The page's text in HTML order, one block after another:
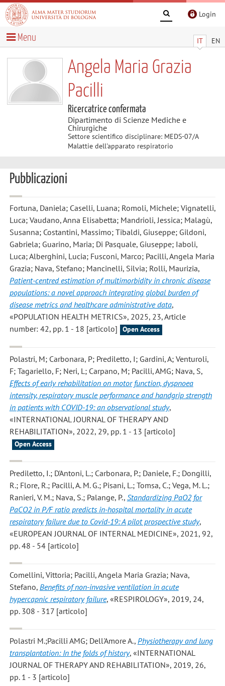
Login
IT EN
Menu
Angela Maria Grazia
Pacilli
Ricercatrice confermata
Dipartimento di Scienze Mediche e
Chirurgiche
Settore scientifico disciplinare: MEDS-07/A
Malattie dell'apparato respiratorio
Pubblicazioni
Fortuna, Daniela; Caselli, Luana; Romoli, Michele; Vignatelli,
Luca; Vaudano, Anna Elisabetta; Mandrioli, Jessica; Malagù,
Susanna; Costantini, Massimo; Tibaldi, Giuseppe; Gildoni,
Gabriela; Guarino, Maria; Di Pasquale, Giuseppe; Iaboli,
Luca; Alberghini, Lucia; Fusconi, Marco; Pacilli, Angela Maria
Grazia; Nava, Stefano; Mancinelli, Silvia; Rolli, Maurizia,
Patient-centred estimation of multimorbidity in chronic disease
populations: a novel approach integrating global burden of
disease metrics and healthcare administrative data,
«POPULATION HEALTH METRICS», 2025, 23, Article
number: 42, pp. 1 - 18 [articolo]
Open Access
Polastri, M; Carbonara, P; Prediletto, I; Gardini, A; Venturoli,
F; Tagariello, F; Neri, L; Carpano, M; Pacilli, AMG; Nava, S,
Effects of early rehabilitation on motor function, dyspnoea
intensity, respiratory muscle performance and handgrip strength
in patients with COVID-19: an observational study,
«INTERNATIONAL JOURNAL OF THERAPY AND
REHABILITATION», 2022, 29, pp. 1 - 13 [articolo]
Open Access
Prediletto, I.; D'Antoni, L.; Carbonara, P.; Daniele, F.; Dongilli,
R.; Flore, R.; Pacilli, A. M. G.; Pisani, L.; Tomsa, C.; Vega, M. L.;
Ranieri, V. M.; Nava, S.; Palange, P., Standardizing PaO2 for
PaCO2 in P/F ratio predicts in-hospital mortality in acute
respiratory failure due to Covid-19: A pilot prospective study,
«EUROPEAN JOURNAL OF INTERNAL MEDICINE», 2021, 92,
pp. 48 - 54 [articolo]
Comellini, Vittoria; Pacilli, Angela Maria Grazia; Nava,
Stefano, Benefits of non-invasive ventilation in acute
hypercapnic respiratory failure, «RESPIROLOGY», 2019, 24,
pp. 308 - 317 [articolo]
Polastri M.;Pacilli AMG; Dell'Amore A., Physiotherapy and lung
transplantation: In the folds of history, «INTERNATIONAL
JOURNAL OF THERAPY AND REHABILITATION», 2019, 26,
pp. 1 - 3 [articolo]